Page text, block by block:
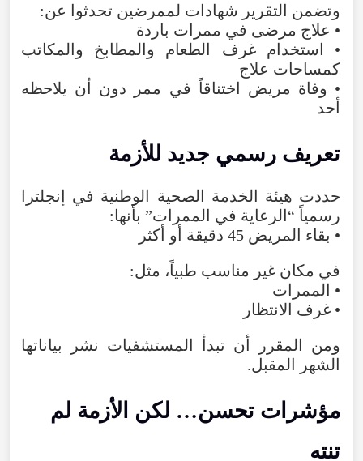
وتضمن التقرير شهادات لممرضين تحدثوا عن:
• علاج مرضى في ممرات باردة
•
استخدام غرف الطعام والمطابخ
والمكاتب
كمساحات علاج
• وفاة مريض اختناقاً في ممر دون أن يلاحظه
أحد
تعريف رسمي جديد للأزمة
حددت هيئة الخدمة الصحية الوطنية في إنجلترا
رسمياً “الرعاية في الممرات” بأنها:
• بقاء المريض دقيقة أو أكثر
في مكان غير مناسب طبياً، مثل:
• الممرات
• غرف الانتظار
ومن المقرر أن تبدأ المستشفيات نشر
بياناتها
الشهر المقبل.
مؤشرات تحسن… لكن الأزمة لم
تنته